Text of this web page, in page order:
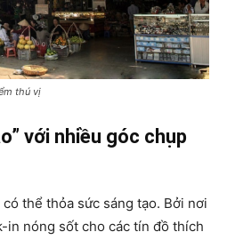
thú vị
với nhiều góc chụp
thể thỏa sức sáng tạo. Bởi nơi
in nóng sốt cho các tín đồ thích